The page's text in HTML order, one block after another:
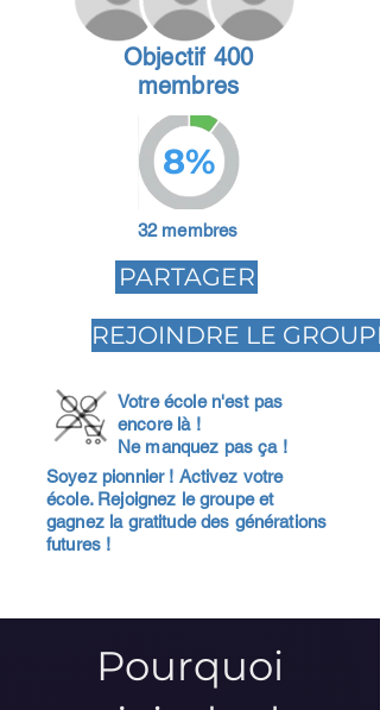
Objectif 400
membres
8%
32 membres
PARTAGER
REJOINDRE LE GROUPE
Votre école n'est pas
encore là !
Ne manquez pas ça !
Soyez pionnier ! Activez votre
école. Rejoignez le groupe et
gagnez la gratitude des générations
futures !
Pourquoi